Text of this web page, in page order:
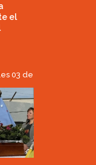
el
03 de